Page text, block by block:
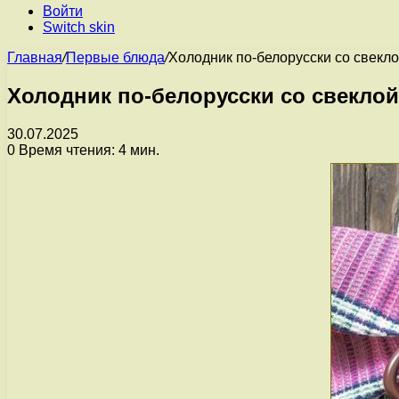
Войти
Switch skin
Главная/Первые блюда/Холодник по-белорусски со
Холодник по-белорусски со свеклой
30.07.2025
0 Время чтения: 4 мин.